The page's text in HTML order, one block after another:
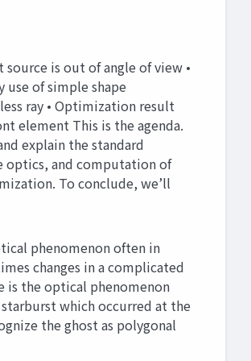
is out of angle of view •
use of simple shape
ray • Optimization result
element This is the agenda.
explain the standard
optics, and computation of
To conclude, we’ll
phenomenon often in
changes in a complicated
is the optical phenomenon
which occurred at the
the ghost as polygonal